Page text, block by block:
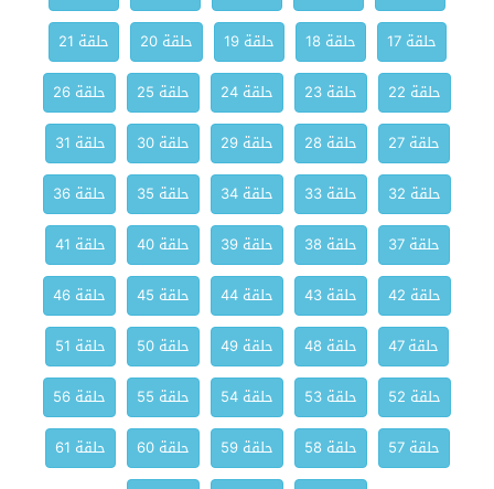
حلقة 17
حلقة 18 حلقة 19 حلقة 20
حلقة 21
حلقة 22
حلقة 23 حلقة 24 حلقة 25
حلقة 26
حلقة 27
حلقة 28 حلقة 29 حلقة 30
حلقة 31
حلقة 32
حلقة 33 حلقة 34 حلقة 35
حلقة 36
حلقة 37
حلقة 38 حلقة 39 حلقة 40
حلقة 41
حلقة 42
حلقة 43 حلقة 44 حلقة 45
حلقة 46
حلقة 47
حلقة 48 حلقة 49 حلقة 50
حلقة 51
حلقة 52
حلقة 53 حلقة 54 حلقة 55
حلقة 56
حلقة 57
حلقة 58 حلقة 59 حلقة 60
حلقة 61